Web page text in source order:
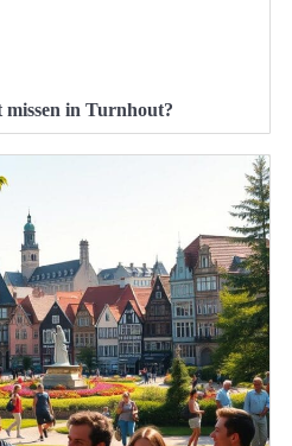
missen in Turnhout?